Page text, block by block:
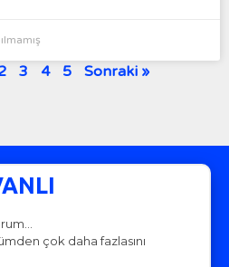
3 4 5 Sonraki »
çok daha fazlasını